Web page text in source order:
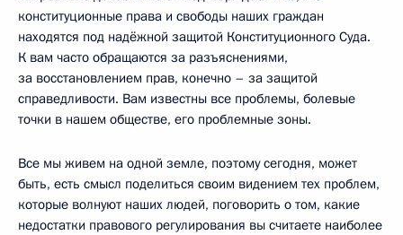
конституционные права и свободы наших граждан
находятся под надёжной защитой Конституционного Суда.
К вам часто обращаются за разъяснениями,
за восстановлением прав, конечно – за защитой
справедливости. Вам известны все проблемы, болевые
точки в нашем обществе, его проблемные зоны.
Все мы живем на одной земле, поэтому сегодня, может
быть, есть смысл поделиться своим видением тех проблем,
которые волнуют наших людей, поговорить о том, какие
недостатки правового регулирования вы считаете наиболее